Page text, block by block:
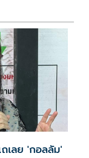
เลย 'กอลลัม'